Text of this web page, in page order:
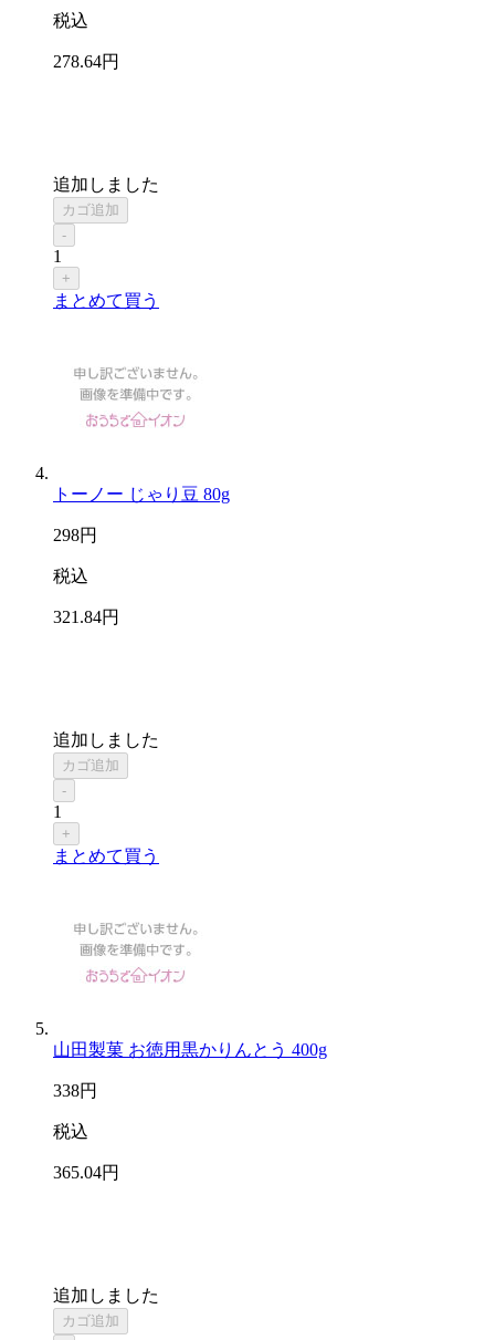
税込
278.64円
追加しました
カゴ追加
-
1
+
まとめて買う
トーノー じゃり豆 80g
298円
税込
321 .84円
追加しました
カゴ追加
-
1
+
まとめて買う
山田製菓 お徳用黒かりんとう 400g
338円
税込
365.04円
追加しました
カゴ追加